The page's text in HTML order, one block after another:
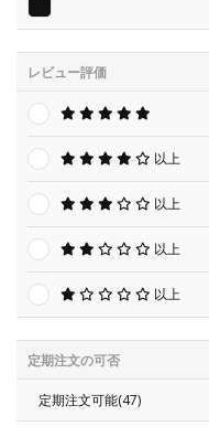
レビュー評価
以上
以上
以上
以上
定期注文の可否
定期注文可能(47)